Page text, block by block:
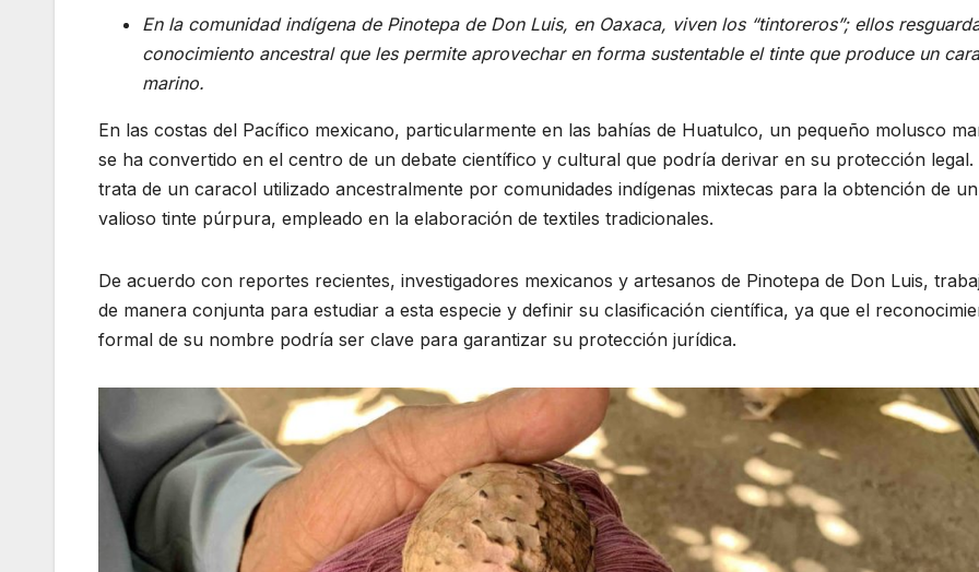
En la comunidad indígena de Pinotepa de Don Luis, en Oaxaca, viven los “tintoreros”; ellos
conocimiento ancestral que les permite aprovechar en forma sustentable el tinte que produce un
marino.
En las costas del Pacífico mexicano, particularmente en las bahías de Huatulco, un pequeño molusco
se ha convertido en el centro de un debate científico y cultural que podría derivar en su protección legal.
trata de un caracol utilizado ancestralmente por comunidades indígenas mixtecas para la obtención de un
valioso tinte púrpura, empleado en la elaboración de textiles tradicionales.
De acuerdo con reportes recientes, investigadores mexicanos y artesanos de Pinotepa de Don Luis,
de manera conjunta para estudiar a esta especie y definir su clasificación científica, ya que el
formal de su nombre podría ser clave para garantizar su protección jurídica.